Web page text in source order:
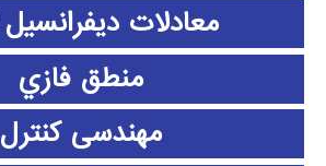
معادلات دیفرانسیل ODE
منطق فازي
مهندسی کنترل